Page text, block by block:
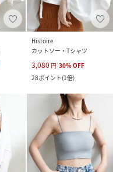
Histoire
カットソー・Tシャツ
3,080 円 30%OFF
28ポイント(1倍)